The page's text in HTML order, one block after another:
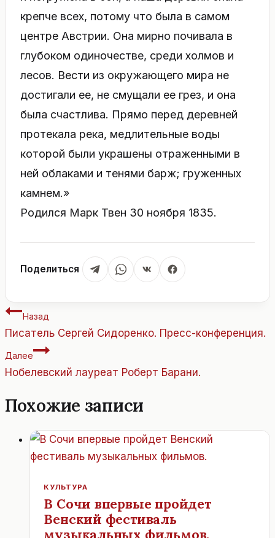
крепче всех, потому что была в самом
центре Австрии. Она мирно почивала в
глубоком одиночестве, среди холмов и
лесов. Вести из окружающего мира не
достигали ее, не смущали ее грез, и она
была счастлива. Прямо перед деревней
протекала река, медлительные воды
которой были украшены отраженными в
ней облаками и тенями барж; груженных
камнем.»
Родился Марк Твен 30 ноября 1835.
Поделиться
Навигация
по
записям
Назад
Писатель Сергей Сидоренко. Пресс-конференция.
Далее
Нобелевский лауреат Роберт Барани.
Похожие записи
КУЛЬТУРА
В Сочи впервые пройдет
Венский фестиваль
музыкальных фильмов.